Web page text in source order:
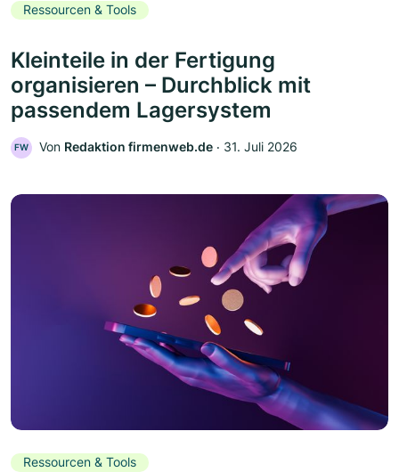
Ressourcen & Tools
Kleinteile in der Fertigung
organisieren – Durchblick mit
passendem Lagersystem
FW Von Redaktion firmenweb.de ‧ 31. Juli 2026
Ressourcen & Tools